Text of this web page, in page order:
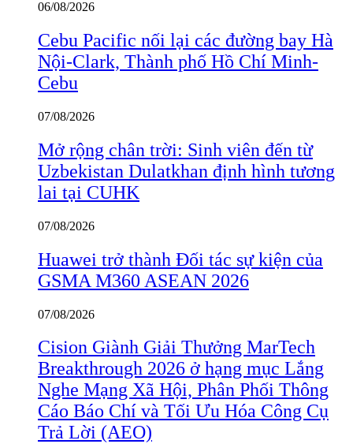
06/08/2026
Cebu Pacific nối lại các đường bay Hà
Nội-Clark, Thành phố Hồ Chí Minh-
Cebu
07/08/2026
Mở rộng chân trời: Sinh viên đến từ
Uzbekistan Dulatkhan định hình tương
lai tại CUHK
07/08/2026
Huawei trở thành Đối tác sự kiện của
GSMA M360 ASEAN 2026
07/08/2026
Cision Giành Giải Thưởng MarTech
Breakthrough 2026 ở hạng mục Lắng
Nghe Mạng Xã Hội, Phân Phối Thông
Cáo Báo Chí và Tối Ưu Hóa Công Cụ
Trả Lời (AEO)